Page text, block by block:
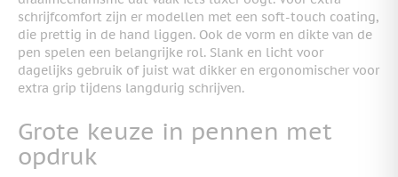
schrijfcomfort zijn er modellen met een soft-touch coating,
die prettig in de hand liggen. Ook de vorm en dikte van de
pen spelen een belangrijke rol. Slank en licht voor
dagelijks gebruik of juist wat dikker en ergonomischer voor
extra grip tijdens langdurig schrijven.
Grote keuze in pennen met
opdruk